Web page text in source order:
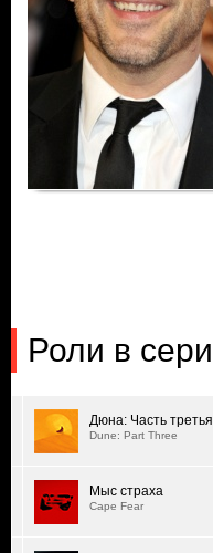
Роли в
Дюна: Часть третья
Dune: Part Three
Мыс страха
Cape Fear